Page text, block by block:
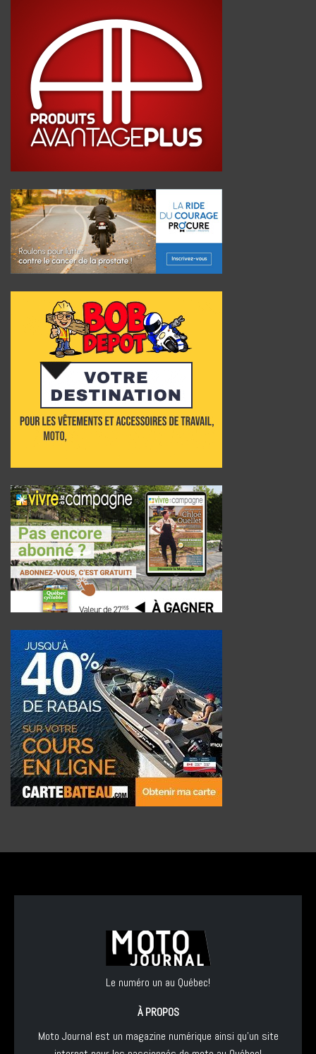
Le numéro un au Québec!
À PROPOS
Moto Journal est un magazine numérique ainsi qu'un site